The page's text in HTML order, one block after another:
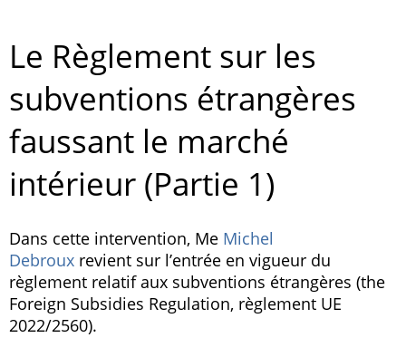
Le Règlement sur les
subventions étrangères
faussant le marché
intérieur (Partie 1)
Dans cette intervention, Me Michel
Debroux revient sur l’entrée en vigueur du
règlement relatif aux subventions étrangères (the
Foreign Subsidies Regulation, règlement UE
2022/2560).